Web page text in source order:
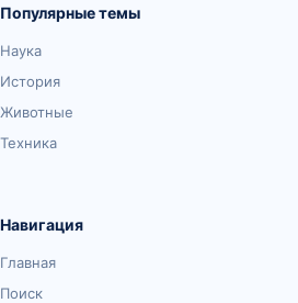
Популярные темы
Наука
История
Животные
Техника
Навигация
Главная
Поиск